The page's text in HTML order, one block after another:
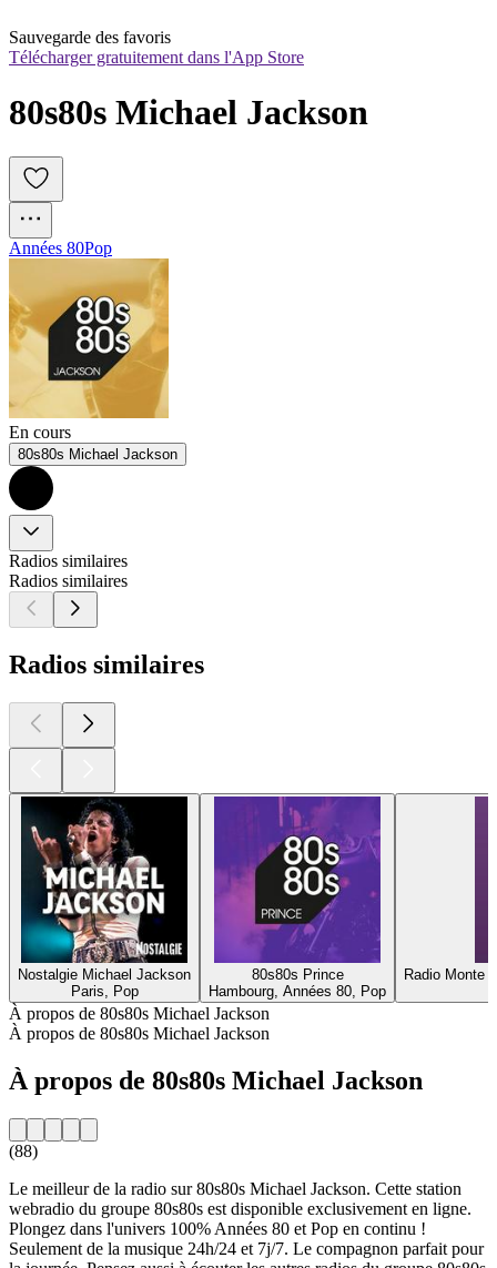
Sauvegarde des favoris
Télécharger gratuitement dans l'App Store
80s80s Michael Jackson
Années 80Pop
En cours
80s80s Michael Jackson
Radios similaires
Radios similaires
Radios similaires
Nostalgie Michael Jackson
Paris, Pop
80s80s Prince
Hambourg, Années 80, Pop
Radio Monte
À propos de 80s80s Michael Jackson
À propos de 80s80s Michael Jackson
À propos de 80s80s Michael Jackson
(88)
Le meilleur de la radio sur 80s80s Michael Jackson. Cette station
webradio du groupe 80s80s est disponible exclusivement en ligne.
Plongez dans l'univers 100% Années 80 et Pop en continu !
Seulement de la musique 24h/24 et 7j/7. Le compagnon parfait pour